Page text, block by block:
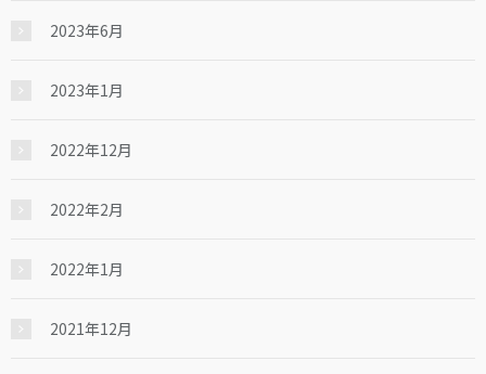
2023年6月
2023年1月
2022年12月
2022年2月
2022年1月
2021年12月